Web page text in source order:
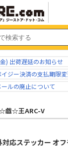
) 出荷遅延のお知らせ
ジー決済の支払期限
ルの廃止について
戯☆王ARC-V
応ステッカー オ